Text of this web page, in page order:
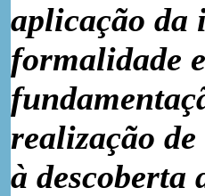
aplicação da
formalidade
realização
à descoberta